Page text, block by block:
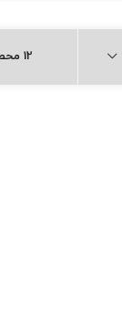
12 محصولات در هر صفحه